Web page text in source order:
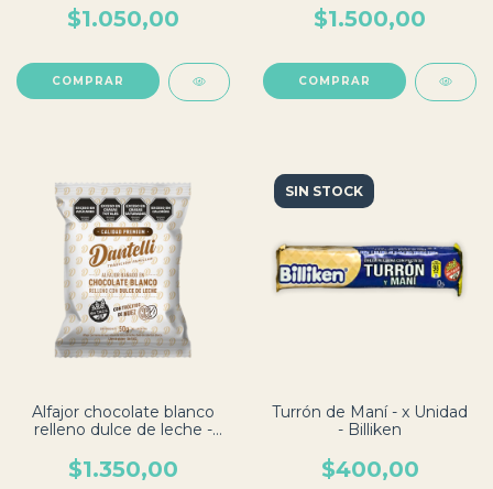
$1.050,00 $1.500,00
Alfajor chocolate blanco
relleno dulce de leche -
$1.350,00
SIN STOCK
Turrón de Maní - x Unidad
- Billiken
$400,00